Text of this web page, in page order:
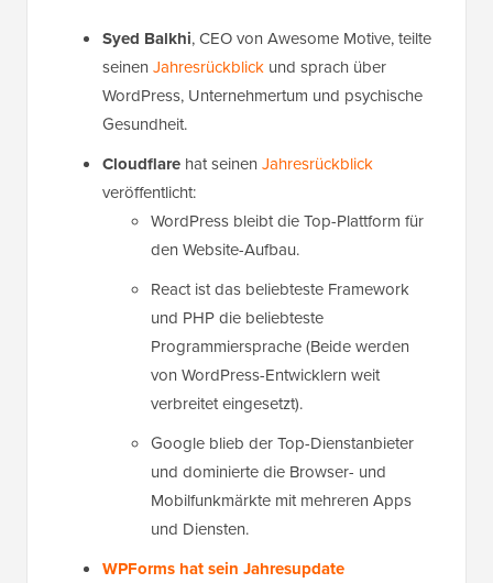
Syed Balkhi, CEO von Awesome Motive, teilte
seinen Jahresrückblick und sprach über
WordPress, Unternehmertum und psychische
Gesundheit.
Cloudflare hat seinen Jahresrückblick
veröffentlicht:
WordPress bleibt die Top-Plattform für
den Website-Aufbau.
React ist das beliebteste Framework
und PHP die beliebteste
Programmiersprache (Beide werden
von WordPress-Entwicklern weit
verbreitet eingesetzt).
Google blieb der Top-Dienstanbieter
und dominierte die Browser- und
Mobilfunkmärkte mit mehreren Apps
und Diensten.
WPForms hat sein Jahresupdate